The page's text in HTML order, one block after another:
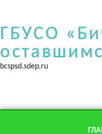
ГБУСО
bcspsd.sdep.ru